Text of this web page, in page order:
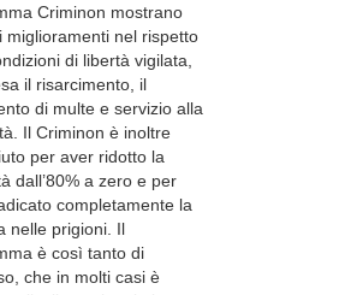
Criminon mostrano
miglioramenti nel rispetto
di libertà vigilata,
il risarcimento, il
di multe e servizio alla
Il Criminon è inoltre
per aver ridotto la
dall’80% a zero e per
completamente la
nelle prigioni. Il
è così tanto di
che in molti casi è